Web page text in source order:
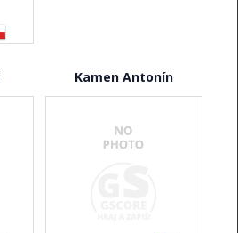
Kamen Antonín